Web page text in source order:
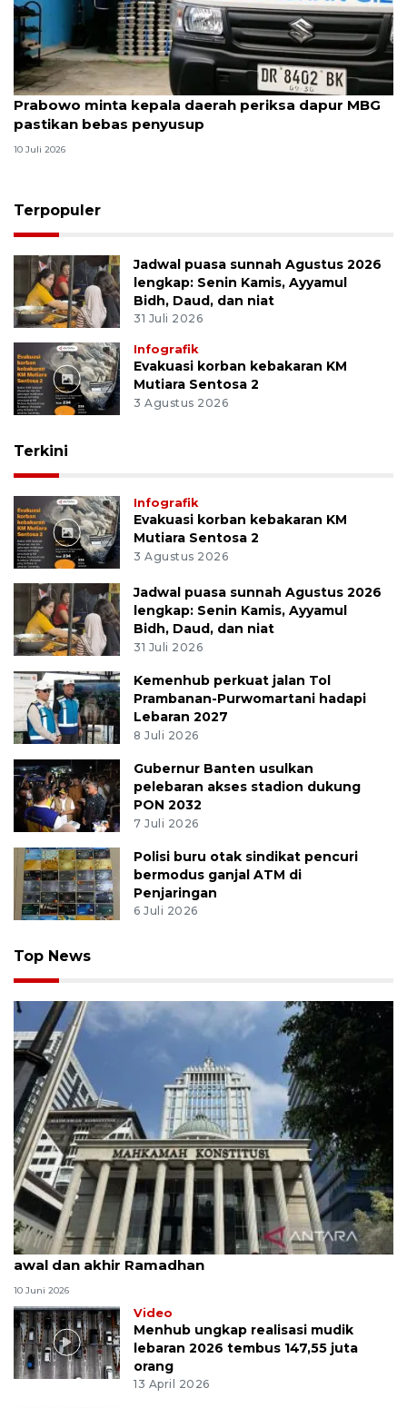
Prabowo minta kepala daerah periksa dapur MBG
pastikan bebas penyusup
10 Juli 2026
Terpopuler
Jadwal puasa sunnah Agustus 2026
lengkap: Senin Kamis, Ayyamul
Bidh, Daud, dan niat
31 Juli 2026
Infografik
Evakuasi korban kebakaran KM
Mutiara Sentosa 2
3 Agustus 2026
Terkini
Infografik
Evakuasi korban kebakaran KM
Mutiara Sentosa 2
3 Agustus 2026
Jadwal puasa sunnah Agustus 2026
lengkap: Senin Kamis, Ayyamul
Bidh, Daud, dan niat
31 Juli 2026
Kemenhub perkuat jalan Tol
Prambanan-Purwomartani hadapi
Lebaran 2027
8 Juli 2026
Gubernur Banten usulkan
pelebaran akses stadion dukung
PON 2032
7 Juli 2026
Polisi buru otak sindikat pencuri
bermodus ganjal ATM di
Penjaringan
6 Juli 2026
Top News
MK uji materi UU Peradilan Agama perihal isbat
awal dan akhir Ramadhan
10 Juni 2026
Video
Menhub ungkap realisasi mudik
lebaran 2026 tembus 147,55 juta
orang
13 April 2026